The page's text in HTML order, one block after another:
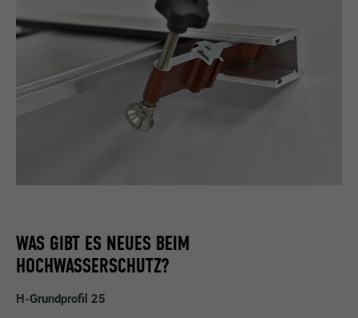
WAS GIBT ES NEUES BEIM
HOCHWASSERSCHUTZ?
H-Grundprofil 25